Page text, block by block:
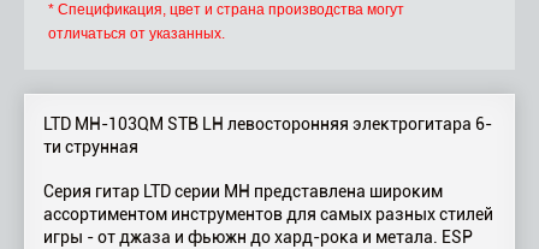
* Спецификация, цвет и страна производства могут
отличаться от указанных.
LTD MH-103QM STB LH левосторонняя электрогитара 6-
ти струнная
Серия гитар LTD серии MH представлена широким
ассортиментом инструментов для самых разных стилей
игры - от джаза и фьюжн до хард-рока и метала. ESP